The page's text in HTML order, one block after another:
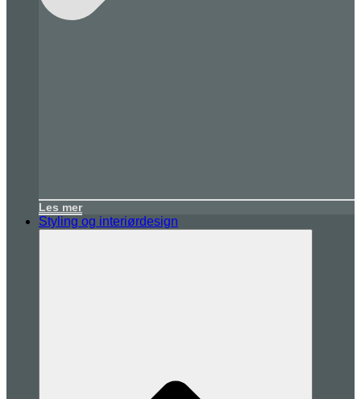
Les mer
Styling og interiørdesign